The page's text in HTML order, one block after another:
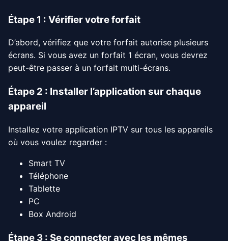
Étape 1 : Vérifier votre forfait
D’abord, vérifiez que votre forfait autorise plusieurs
écrans. Si vous avez un forfait 1 écran, vous devrez
peut-être passer à un forfait multi-écrans.
Étape 2 : Installer l’application sur chaque
appareil
Installez votre application IPTV sur tous les appareils
où vous voulez regarder :
Smart TV
Téléphone
Tablette
PC
Box Android
Étape 3 : Se connecter avec les mêmes